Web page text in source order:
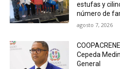
estufas y
número de
agosto 7, 2026
Cepeda
General